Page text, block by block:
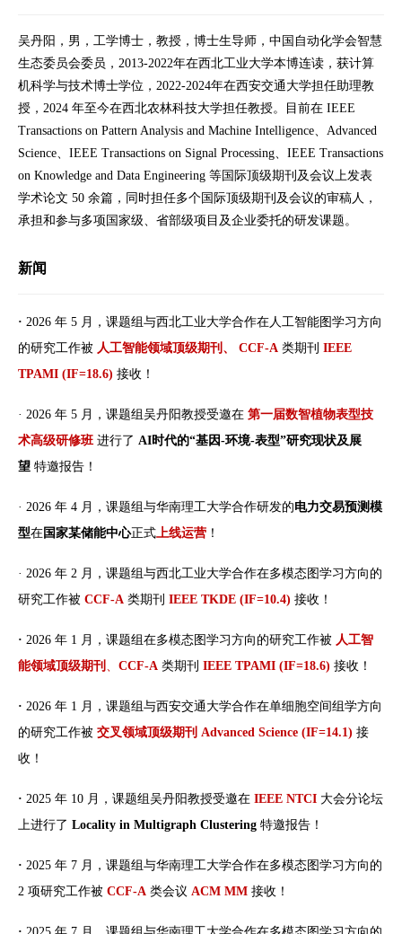
吴丹阳，男，工学博士，教授，博士生导师，中国自动化学会智慧
生态委员会委员，2013-2022年在西北工业大学本博连读，获计算
机科学与技术博士学位，2022-2024年在西安交通大学担任助理教
授，2024 年至今在西北农林科技大学担任教授。目前在 IEEE
Transactions on Pattern Analysis and Machine Intelligence、Advanced
Science、IEEE Transactions on Signal Processing、IEEE Transactions
on Knowledge and Data Engineering 等国际顶级期刊及会议上发表
学术论文 50 余篇，同时担任多个国际顶级期刊及会议的审稿人，
承担和参与多项国家级、省部级项目及企业委托的研发课题。
新闻
· 2026 年 5 月，课题组与西北工业大学合作在人工智能图学习方向
的研究工作被 人工智能领域顶级期刊、 CCF-A 类期刊 IEEE
TPAMI (IF=18.6) 接收！
· 2026 年 5 月，课题组吴丹阳教授受邀在 第一届数智植物表型技
术高级研修班进行了 AI时代的“基因-环境-表型”研究现状及展
望 特邀报告！
· 2026 年 4 月， 课题组与华南理工大学合作研发的电力交易预测模
型在国家某储能中心正式上线运营 ！
· 2026 年 2 月，课题组与西北工业大学合作在多模态图学习方向的
研究工作被 CCF-A 类期刊 IEEE TKDE (IF=10.4) 接收！
· 2026 年 1 月，课题组在多模态图学习方向的研究工作被 人工智
能领域顶级期刊 、 CCF-A 类期刊 IEEE TPAMI (IF=18.6) 接收！
· 2026 年 1 月，课题组与西安交通大学合作在单细胞空间组学方向
的研究工作被 交叉领域顶级期刊 Advanced Science (IF=14.1) 接
收！
· 2025 年 10 月，课题组吴丹阳教授受邀在 IEEE NTCI 大会分论坛
上进行了 Locality in Multigraph Clustering 特邀报告！
· 2025 年 7 月，课题组与华南理工大学合作在多模态图学习方向的
2 项研究工作被 CCF-A 类会议 ACM MM 接收！